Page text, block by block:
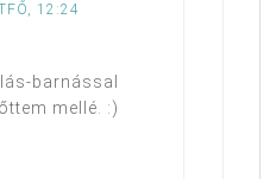
12:24
barnással
mellé. :)